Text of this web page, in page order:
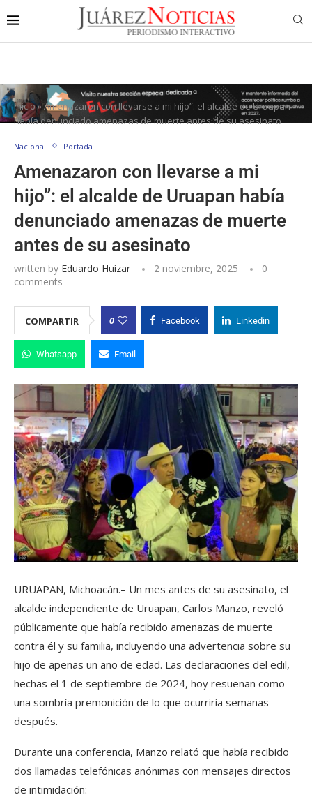
Inicio»Amenazaron con llevarse a mi hijo”: el alcalde de Uruapan
había denunciado amenazas de muerte antes de su asesinato
Nacional Portada
Amenazaron con llevarse a mi
hijo”: el alcalde de Uruapan había
denunciado amenazas de muerte
antes de su asesinato
written by Eduardo Huízar 2 noviembre, 2025
0
comments
COMPARTIR 0 Facebook Linkedin
Whatsapp Email
URUAPAN, Michoacán.– Un mes antes de su asesinato, el
alcalde independiente de Uruapan, Carlos Manzo, reveló
públicamente que había recibido amenazas de muerte
contra él y su familia, incluyendo una advertencia sobre su
hijo de apenas un año de edad. Las declaraciones del edil,
hechas el 1 de septiembre de 2024, hoy resuenan como
una sombría premonición de lo que ocurriría semanas
después.
Durante una conferencia, Manzo relató que había recibido
dos llamadas telefónicas anónimas con mensajes directos
de intimidación: